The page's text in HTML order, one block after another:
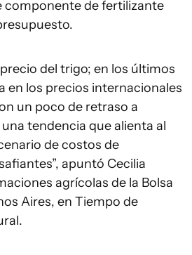
de fertilizante
del trigo; en los últimos
en los precios internacionales
un poco de retraso a
tendencia que alienta al
de costos de
apuntó Cecilia
agrícolas de la Bolsa
Aires, en Tiempo de